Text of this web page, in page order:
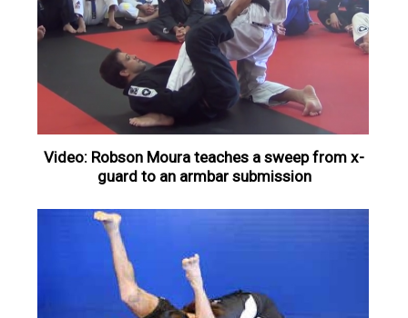
Video: Robson Moura teaches a sweep from x-
guard to an armbar submission